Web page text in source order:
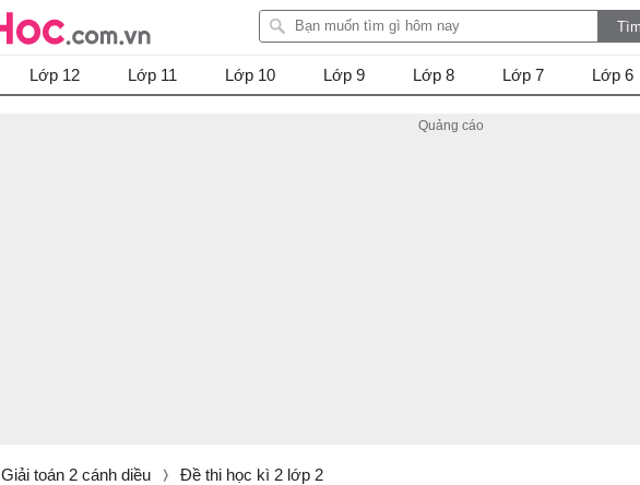
Lớp 12 Lớp 11 Lớp 10 Lớp 9 Lớp 8 Lớp 7 Lớp 6
Giải toán 2 cánh diều Đề thi học kì 2 lớp 2